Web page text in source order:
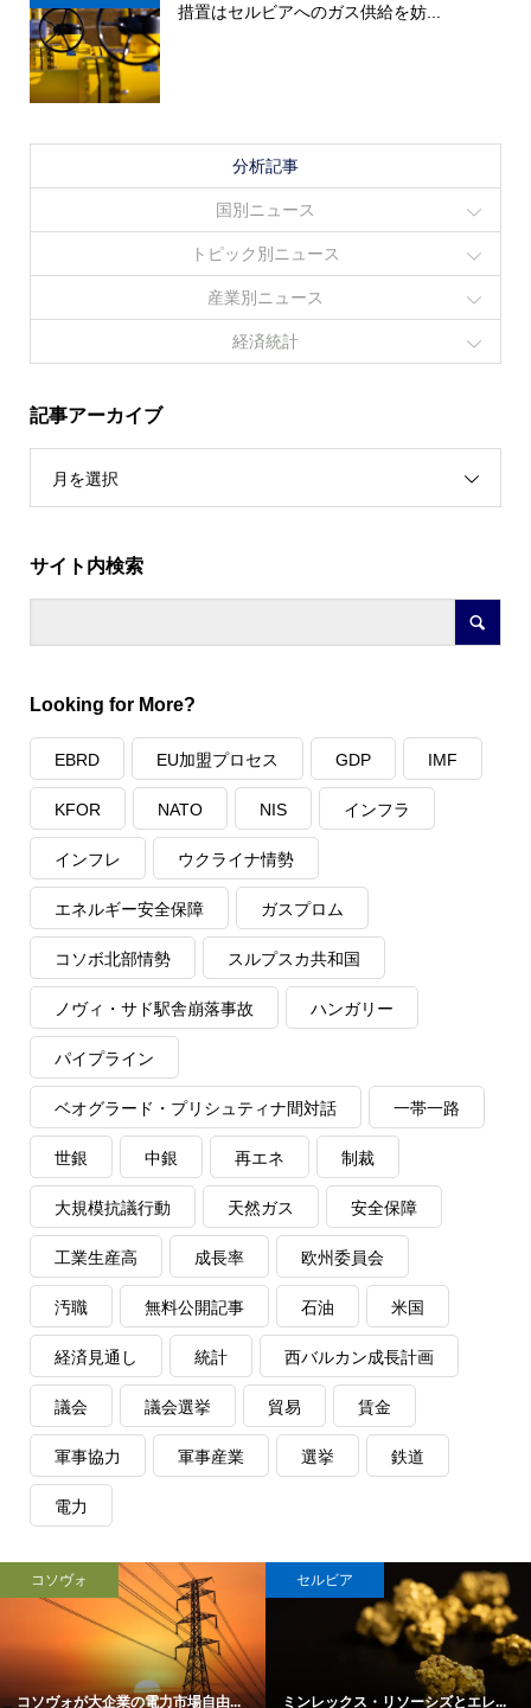
措置はセルビアへのガス供給を妨...
分析記事
国別ニュース
トピック別ニュース
産業別ニュース
経済統計
記事アーカイブ
月を選択
サイト内検索
Looking for More?
EBRD EU加盟プロセス GDP IMF
KFOR NATO NIS インフラ
インフレ ウクライナ情勢
エネルギー安全保障 ガスプロム
コソボ北部情勢 スルプスカ共和国
ノヴィ・サド駅舎崩落事故 ハンガリー
パイプライン
ベオグラード・プリシュティナ間対話 一帯一路
世銀 中銀 再エネ 制裁
大規模抗議行動 天然ガス 安全保障
工業生産高 成長率 欧州委員会
汚職 無料公開記事 石油 米国
経済見通し 統計 西バルカン成長計画
議会 議会選挙 貿易 賃金
軍事協力 軍事産業 選挙 鉄道
電力
コソヴォ
コソヴォが大企業の電力市場自由...
セルビア
ミンレックス・リソーシズとエレ...